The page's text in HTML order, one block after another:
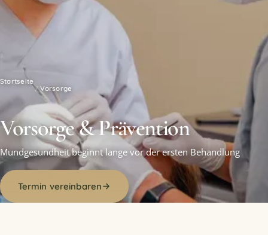
Startseite
/Vorsorge
Vorsorge & Prävention
Mundgesundheit beginnt lange vor der ersten Behandlung
Termin vereinbaren